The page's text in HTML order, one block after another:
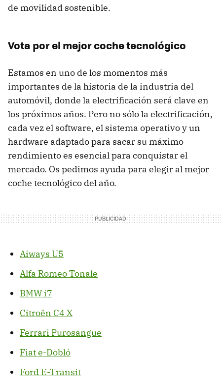
de movilidad sostenible.
Vota por el mejor coche tecnológico
Estamos en uno de los momentos más
importantes de la historia de la industria del
automóvil, donde la electrificación será clave en
los próximos años. Pero no sólo la electrificación,
cada vez el software, el sistema operativo y un
hardware adaptado para sacar su máximo
rendimiento es esencial para conquistar el
mercado. Os pedimos ayuda para elegir al mejor
coche tecnológico del año.
Aiways U5
Alfa Romeo Tonale
BMW i7
Citroën C4 X
Ferrari Purosangue
Fiat e-Dobló
Ford E-Transit